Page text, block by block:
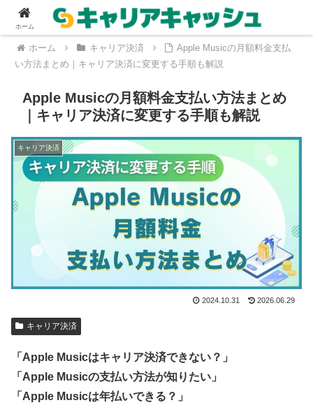
ホーム キャリア決済
Apple Musicの月額料金支払
い方法まとめ｜キャリア決済に変更する手順も解説
Apple Musicの月額料金支払い方法まとめ
｜キャリア決済に変更する手順も解説
キャリア決済
2024.10.31 2026.06.29
キャリア決済
「Apple Musicはキャリア決済できない？」
「Apple Musicの支払い方法が知りたい」
「Apple Musicは年払いできる？」
ホーム